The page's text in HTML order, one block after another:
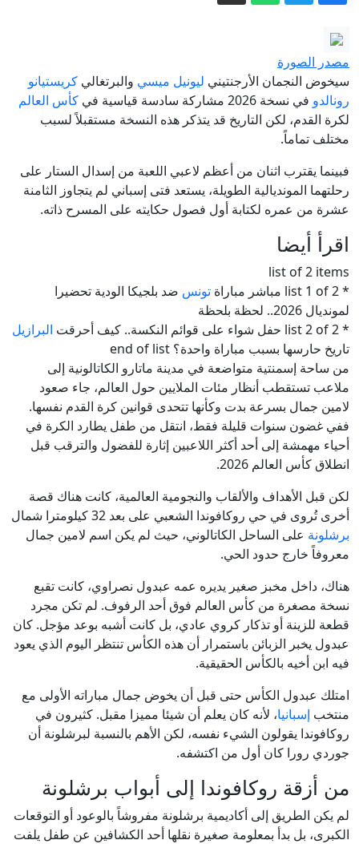
روسيا.. قصف مسيرة جوية أوكرانية لمبنى
مع زيلينسكي ويوضح موقفه من العقوبات
ضد روسيا
اتفاقية الدفاع المشترك بين السعودية
وباكستان وتركيا.. ما الذي نعرفه حتى الآن؟
سفينتين تحملان معدات عسكرية لأوكرانيا
إيران.. ترمب يؤكد السيطرة على هرمز
مصدر الصورة
سيخوض النجمان الأرجنتيني ليونيل ميسي والبرتغالي كريستيانو
رونالدو في نسخة 2026 مشاركة سادسة قياسية في
كأس العالم
لكرة القدم، لكن التاريخ قد يتذكر هذه النسخة مستقبلاً لسبب
مختلف تماماً.
فبينما يقترب اثنان من أعظم لاعبي اللعبة من إسدال الستار على
رحلتهما المونديالية الطويلة، يستعد فتى إسباني لم يتجاوز الثامنة
عشرة من عمره لكتابة أول فصول حكايته على المسرح ذاته.
اقرأ أيضا
list of 2 items
* list 1 of 2 مباشر مباراة
تونس ضد بلجيكا الودية تحضيرا
لمونديال 2026.. لحظة بلحظة
* list 2 of 2 حفل شواء على قوائم النكسة.. كيف أحرقت
البرازيل
تاريخ حارسها بسبب مباراة واحدة؟ end of list
من ساحة إسمنتية متواضعة في مدينة ماتارو الكاتالونية إلى
ملاعب تستقطب أنظار مئات الملايين حول العالم، جاء صعود
لامين جمال بسرعة بدت وكأنها تتحدى قوانين كرة القدم نفسها.
ففي غضون سنوات قليلة فقط، انتقل من طفل يطارد الكرة في
أحياء مهمشة إلى أحد أكثر اللاعبين إثارة للفضول والترقب قبل
انطلاق كأس العالم 2026.
لكن قبل الأهداف والألقاب والنجومية العالمية، كانت هناك قصة
أخرى تُروى في حي روكافوندا الشعبي على بعد 32 كيلومترا شمال
برشلونة على الساحل الكاتالوني، حيث لم يكن اسم لامين جمال
معروفاً خارج حدود الحي.
هناك، داخل مخبز صغير يديره عمه عبدول نصراوي، كانت تقبع
نسخة مصغرة من كأس العالم فوق أحد الرفوف. لم تكن مجرد
قطعة للزينة أو تذكار كروي عادي، بل كانت أشبه بوعد مؤجل. كان
عبدول يخبر الزبائن باستمرار أن هذه الكأس تنتظر اليوم الذي يعود
فيه ابن أخيه بالكأس الحقيقية.
امتلك عبدول الكأس حتى قبل أن يخوض جمال مباراته الأولى مع
منتخب إسبانيا، لأنه كان يعلم أن شيئا مميزا مقبل. كثيرون في
روكافوندا يقولون الشيء نفسه، لكن الأهم بالنسبة لبرشلونة أن
جوردي رورا كان أول من اكتشفه.
من أزقة روكافوندا إلى أبواب برشلونة
لم يكن الطريق إلى أكاديمية برشلونة مفروشاً بالوعود أو التوقعات
الكبرى، بل بدأ بمعلومة صغيرة نقلها أحد الكشافين عن طفل يلفت